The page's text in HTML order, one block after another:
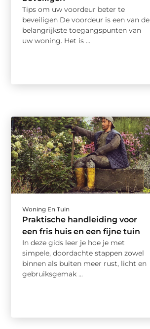
Tips om uw voordeur beter te
beveiligen De voordeur is een van de
belangrijkste toegangspunten van
uw woning. Het is ...
Woning En Tuin
Praktische handleiding voor
een fris huis en een fijne tuin
In deze gids leer je hoe je met
simpele, doordachte stappen zowel
binnen als buiten meer rust, licht en
gebruiksgemak ...